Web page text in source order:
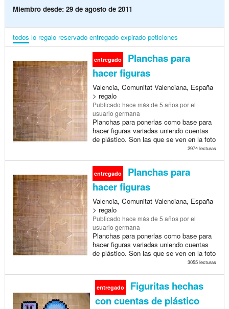
Miembro desde: 29 de agosto de 2011
todos lo regalo reservado entregado expirado peticiones
entregado
Planchas para
hacer figuras
Valencia, Comunitat Valenciana, España
> regalo
Publicado hace más de 5 añospor el
usuario germana
Planchas para ponerlas como base para
hacer figuras variadas uniendo cuentas
de plástico. Son las que se ven en la foto
2974 lecturas
entregado
Planchas para
hacer figuras
Valencia, Comunitat Valenciana, España
> regalo
Publicado hace más de 5 añospor el
usuario germana
Planchas para ponerlas como base para
hacer figuras variadas uniendo cuentas
de plástico. Son las que se ven en la foto
3055 lecturas
entregado
Figuritas hechas
con cuentas de plástico